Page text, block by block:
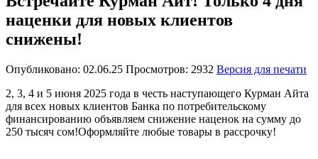
наценки для новых клиентов
снижены!
Опубликовано: 02.06.25 Просмотров: 2932 Версия для печати
2, 3, 4 и 5 июня 2025 года в честь наступающего Курман Айта
для всех новых клиентов Банка по потребительскому
финансированию объявляем снижение наценок на сумму до
250 тысяч сом!Оформляйте любые товары в рассрочку!